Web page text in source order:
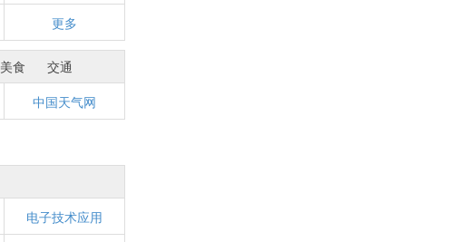
更多
美食
交通
中国天气网
电子技术应用